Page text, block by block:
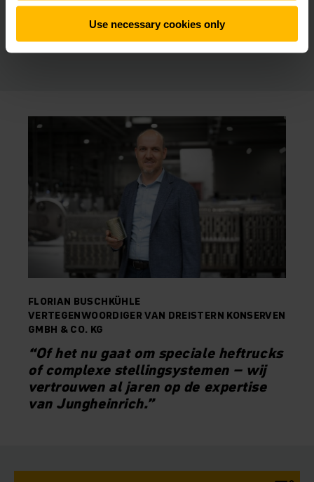
Use necessary cookies only
FLORIAN BUSCHKÜHLE
VERTEGENWOORDIGER VAN DREISTERN KONSERVEN
GMBH & CO. KG
“Of het nu gaat om speciale heftrucks
of complexe stellingsystemen – wij
vertrouwen al jaren op de expertise
van Jungheinrich.”